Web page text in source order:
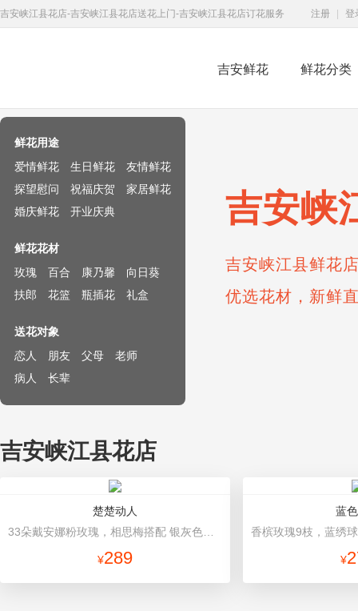
吉安峡江县花店-吉安峡江县花店送花上门-吉安峡江县花店订花服务 注册 登
吉安鲜花 鲜花分类
吉安峡
吉安峡江县鲜花
优选花材，新鲜
鲜花用途
爱情鲜花
生日鲜花
友情鲜花
探望慰问
祝福庆贺
家居鲜花
婚庆鲜花
开业庆典
鲜花花材
玫瑰
百合 康乃馨
向日葵
扶郎
花篮 瓶插花 礼盒
送花对象
恋人
朋友 父母
老师
病人
长辈
吉安峡江县花店
楚楚动人
¥289
蓝
¥